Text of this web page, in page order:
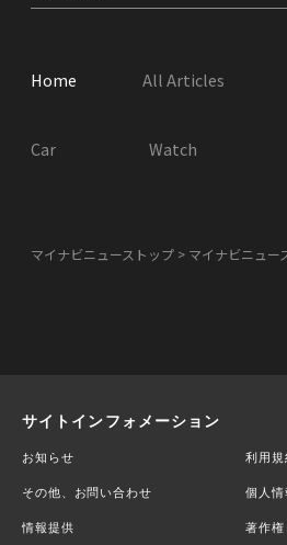
Home All Articles
Car Watch
マイナビニューストップ マイナビニュー
サイトインフォメーション
お知らせ 利用規
その他、お問い合わせ 個人情
情報提供 著作権